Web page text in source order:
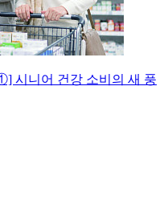
시니어 건강 소비의 새 풍